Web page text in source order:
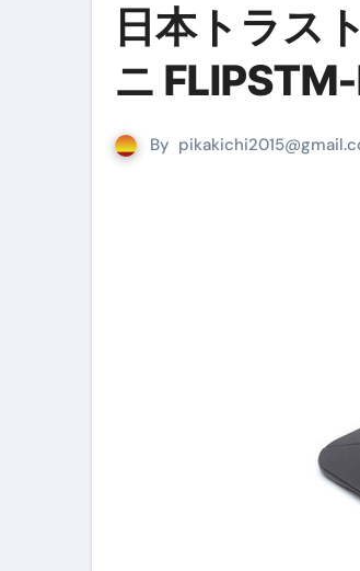
リサイクル業
青森県震度6
Cookie同意管
【必見】融資
弁護士が教え
【PR】フリ
【2023年最
日本トラス
ニ
By